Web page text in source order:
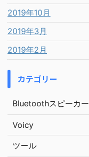
2019年10月
2019年3月
2019年2月
カテゴリー
Bluetoothスピーカー
Voicy
ツール